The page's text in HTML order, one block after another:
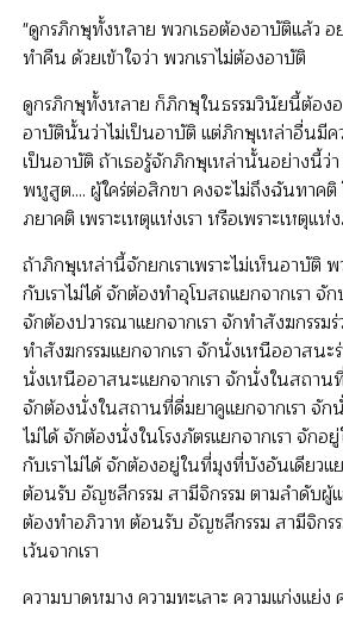
"ดูกรภิกษุทั้งหลาย พวกเธอต้องอาบัติแล้ว
ทำคืน ด้วยเข้าใจว่า พวกเราไม่ต้องอาบัติ
ดูกรภิกษุทั้งหลาย ก็ภิกษุในธรรมวินัยนี้ต้อง
อาบัตินั้นว่าไม่เป็นอาบัติ แต่ภิกษุเหล่าอื่นมี
เป็นอาบัติ ถ้าเธอรู้จักภิกษุเหล่านั้นอย่างนี้ว่
พหูสูต.... ผู้ใคร่ต่อสิกขา คงจะไม่ถึงฉันทาคติ
ภยาคติ เพราะเหตุแห่งเรา หรือเพราะเหตุแ
ถ้าภิกษุเหล่านี้จักยกเราเพราะไม่เห็นอาบัติ
กับเราไม่ได้ จักต้องทำอุโบสถแยกจากเรา จัก
จักต้องปวารณาแยกจากเรา จักทำสังฆกรรมร่
ทำสังฆกรรมแยกจากเรา จักนั่งเหนืออาสนะ
นั่งเหนืออาสนะแยกจากเรา จักนั่งในสถานที่
จักต้องนั่งในสถานที่ดื่มยาคูแยกจากเรา จักนั่
ไม่ได้ จักต้องนั่งในโรงภัตรแยกจากเรา จักอ
กับเราไม่ได้ จักต้องอยู่ในที่มุงที่บังอันเดียวแ
ต้อนรับ อัญชลีกรรม สามีจิกรรม ตามลำดับผู้แ
ต้องทำอภิวาท ต้อนรับ อัญชลีกรรม สามีจิกร
เว้นจากเรา
ความบาดหมาง ความทะเลาะ ความแก่งแย่ง